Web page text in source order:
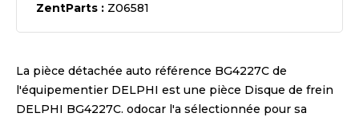
ZentParts : Z06581
La pièce détachée auto référence BG4227C de
l'équipementier DELPHI est une pièce Disque de frein
DELPHI BG4227C. odocar l'a sélectionnée pour sa